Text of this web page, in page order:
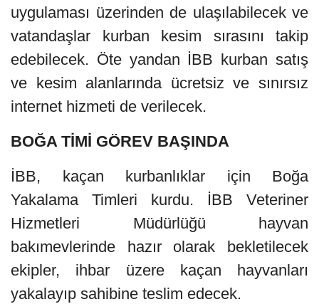
uygulaması üzerinden de ulaşılabilecek ve
vatandaşlar kurban kesim sırasını takip
edebilecek. Öte yandan İBB kurban satış
ve kesim alanlarında ücretsiz ve sınırsız
internet hizmeti de verilecek.
BOĞA TİMİ GÖREV BAŞINDA
İBB, kaçan kurbanlıklar için Boğa
Yakalama Timleri kurdu.
İBB Veteriner
Hizmetleri Müdürlüğü hayvan
bakımevlerinde hazır olarak bekletilecek
ekipler, ihbar üzere kaçan hayvanları
yakalayıp sahibine teslim edecek.